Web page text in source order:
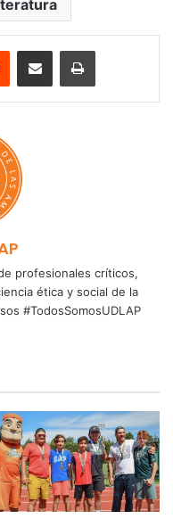
Reddit Share via Email Print
profesionales críticos,
ética y social de la
#TodosSomosUDLAP